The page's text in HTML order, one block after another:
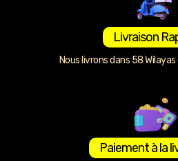
Livraison
Nous livrons dans 58
Paiement à la